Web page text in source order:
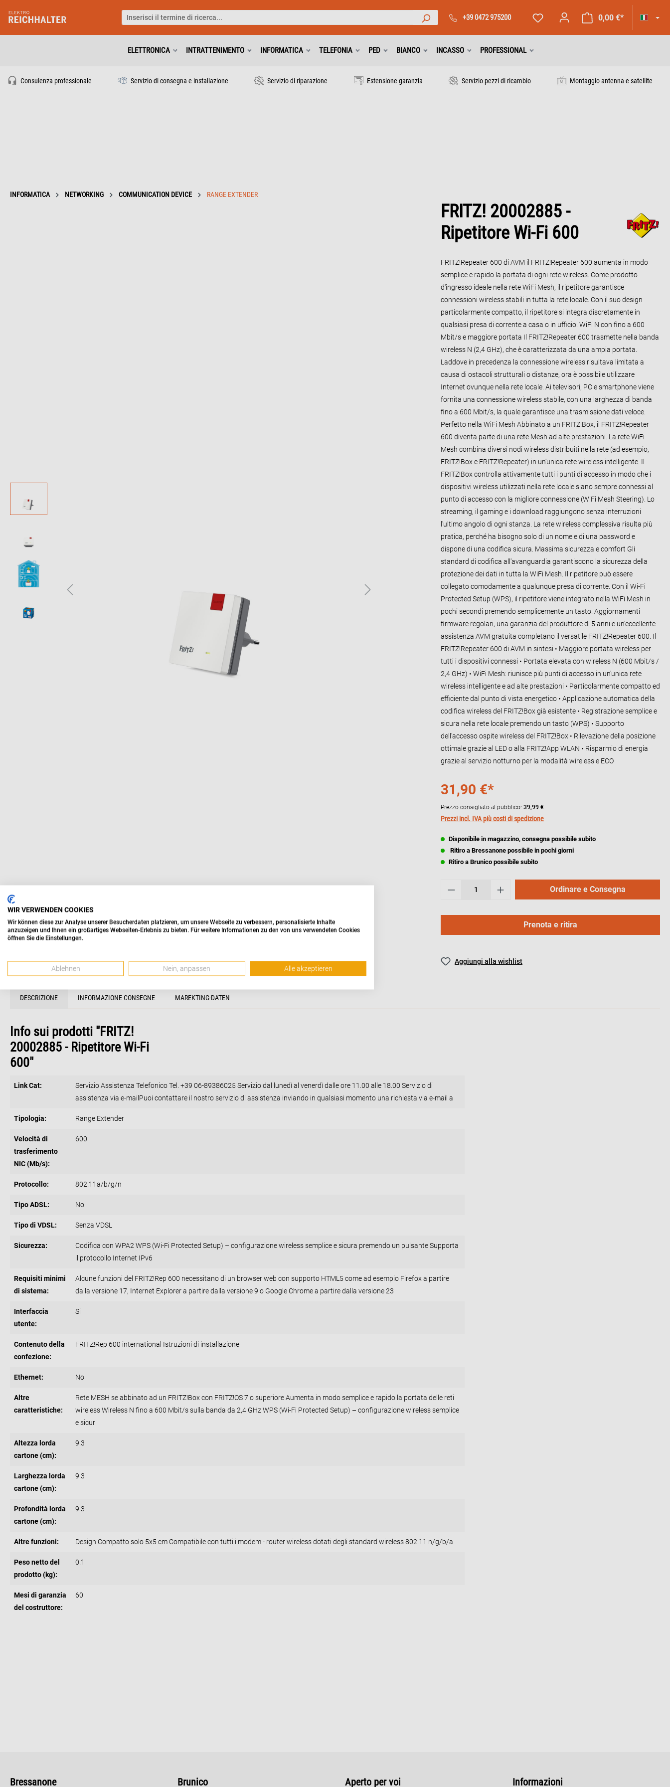
+39 0472 975200 0,00 €*
ELETTRONICA INTRATTENIMENTO INFORMATICA TELEFONIA PED BIANCO INCASSO PROFESSIONAL
Consulenza professionale Servizio di consegna e installazione Servizio di riparazione Estensione garanzia Servizio pezzi di ricambio Montaggio antenna e satellite
INFORMATICA NETWORKING COMMUNICATION DEVICE RANGE EXTENDER
FRITZ! 20002885 -
Ripetitore Wi-Fi 600
FRITZ!Repeater 600 di AVM il FRITZ!Repeater 600 aumenta in modo
semplice e rapido la portata di ogni rete wireless. Come prodotto
d'ingresso ideale nella rete WiFi Mesh, il ripetitore garantisce
connessioni wireless stabili in tutta la rete locale. Con il suo design
particolarmente compatto, il ripetitore si integra discretamente in
qualsiasi presa di corrente a casa o in ufficio. WiFi N con fino a 600
Mbit/s e maggiore portata Il FRITZ!Repeater 600 trasmette nella banda
wireless N (2,4 GHz), che è caratterizzata da una ampia portata.
Laddove in precedenza la connessione wireless risultava limitata a
causa di ostacoli strutturali o distanze, ora è possibile utilizzare
Internet ovunque nella rete locale. Ai televisori, PC e smartphone viene
fornita una connessione wireless stabile, con una larghezza di banda
fino a 600 Mbit/s, la quale garantisce una trasmissione dati veloce.
Perfetto nella WiFi Mesh Abbinato a un FRITZ!Box, il FRITZ!Repeater
600 diventa parte di una rete Mesh ad alte prestazioni. La rete WiFi
Mesh combina diversi nodi wireless distribuiti nella rete (ad esempio,
FRITZ!Box e FRITZ!Repeater) in un'unica rete wireless intelligente. Il
FRITZ!Box controlla attivamente tutti i punti di accesso in modo che i
dispositivi wireless utilizzati nella rete locale siano sempre connessi al
punto di accesso con la migliore connessione (WiFi Mesh Steering). Lo
streaming, il gaming e i download raggiungono senza interruzioni
l'ultimo angolo di ogni stanza. La rete wireless complessiva risulta più
pratica, perché ha bisogno solo di un nome e di una password e
dispone di una codifica sicura. Massima sicurezza e comfort Gli
standard di codifica all'avanguardia garantiscono la sicurezza della
protezione dei dati in tutta la WiFi Mesh. Il ripetitore può essere
collegato comodamente a qualunque presa di corrente. Con il Wi-Fi
Protected Setup (WPS), il ripetitore viene integrato nella WiFi Mesh in
pochi secondi premendo semplicemente un tasto. Aggiornamenti
firmware regolari, una garanzia del produttore di 5 anni e un'eccellente
assistenza AVM gratuita completano il versatile FRITZ!Repeater 600. Il
FRITZ!Repeater 600 di AVM in sintesi • Maggiore portata wireless per
tutti i dispositivi connessi • Portata elevata con wireless N (600 Mbit/s /
2,4 GHz) • WiFi Mesh: riunisce più punti di accesso in un'unica rete
wireless intelligente e ad alte prestazioni • Particolarmente compatto ed
efficiente dal punto di vista energetico • Applicazione automatica della
codifica wireless del FRITZ!Box già esistente • Registrazione semplice e
sicura nella rete locale premendo un tasto (WPS) • Supporto
dell'accesso ospite wireless del FRITZ!Box • Rilevazione della posizione
ottimale grazie al LED o alla FRITZ!App WLAN • Risparmio di energia
grazie al servizio notturno per la modalità wireless e ECO
31,90 €*
Prezzo consigliato al pubblico: 39,99 €
Prezzi incl. IVA più costi di spedizione
Disponibile in magazzino, consegna possibile subito
Ritiro a Bressanone possibile in pochi giorni
Ritiro a Brunico possibile subito
Ordinare e Consegna
Prenota e ritira
Aggiungi alla wishlist
DESCRIZIONE INFORMAZIONE CONSEGNE MAREKTING-DATEN
Info sui prodotti "FRITZ!
20002885 - Ripetitore Wi-Fi
600"
Link Cat:
Servizio Assistenza Telefonico Tel. +39 06-89386025 Servizio dal lunedì al venerdì dalle ore 11.00 alle 18.00 Servizio di
assistenza via e-mailPuoi contattare il nostro servizio di assistenza inviando in qualsiasi momento una richiesta via e-mail a
Tipologia: Range Extender
Velocità di
trasferimento
NIC (Mb/s):
600
Protocollo: 802.11a/b/g/n
Tipo ADSL: No
Tipo di VDSL: Senza VDSL
Sicurezza:
Codifica con WPA2 WPS (Wi-Fi Protected Setup) – configurazione wireless semplice e sicura premendo un pulsante Supporta
il protocollo Internet IPv6
Requisiti minimi
di sistema:
Alcune funzioni del FRITZ!Rep 600 necessitano di un browser web con supporto HTML5 come ad esempio Firefox a partire
dalla versione 17, Internet Explorer a partire dalla versione 9 o Google Chrome a partire dalla versione 23
Interfaccia
utente:
Si
Contenuto della
confezione:
FRITZ!Rep 600 international Istruzioni di installazione
Ethernet: No
Altre
caratteristiche:
Rete MESH se abbinato ad un FRITZ!Box con FRITZ!OS 7 o superiore Aumenta in modo semplice e rapido la portata delle reti
wireless Wireless N fino a 600 Mbit/s sulla banda da 2,4 GHz WPS (Wi-Fi Protected Setup) – configurazione wireless semplice
e sicur
Altezza lorda
cartone (cm):
9.3
Larghezza lorda
cartone (cm):
9.3
Profondità lorda
cartone (cm):
9.3
Altre funzioni: Design Compatto solo 5x5 cm Compatibile con tutti i modem - router wireless dotati degli standard wireless 802.11 n/g/b/a
Peso netto del
prodotto (kg):
0.1
Mesi di garanzia
del costruttore:
60
Bressanone Brunico Aperto per voi Informazioni
WIR VERWENDEN COOKIES
Wir können diese zur Analyse unserer Besucherdaten platzieren, um unsere Webseite zu verbessern, personalisierte Inhalte
anzuzeigen und Ihnen ein großartiges Webseiten-Erlebnis zu bieten. Für weitere Informationen zu den von uns verwendeten Cookies
öffnen Sie die Einstellungen.
Ablehnen Nein, anpassen Alle akzeptieren